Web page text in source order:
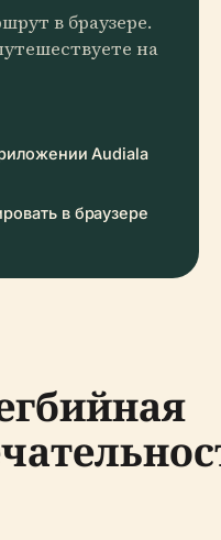
в браузере.
на
Audiala
в браузере